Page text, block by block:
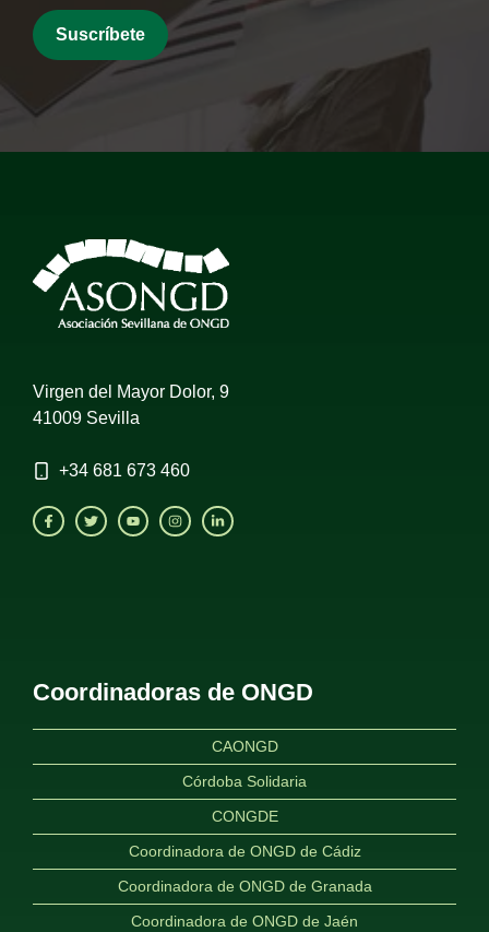
Virgen del Mayor Dolor, 9
41009 Sevilla
+34 681 673 460
Coordinadoras de ONGD
CAONGD
Córdoba Solidaria
CONGDE
Coordinadora de ONGD de Cádiz
Coordinadora de ONGD de Granada
Coordinadora de ONGD de Jaén